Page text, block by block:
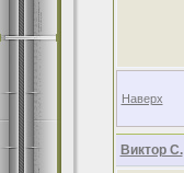
Наверх
Виктор С.